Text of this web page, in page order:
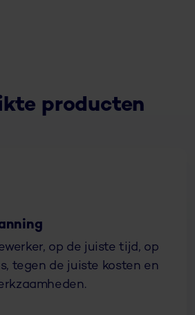
producten
op de juiste tijd, op
tegen de juiste kosten en